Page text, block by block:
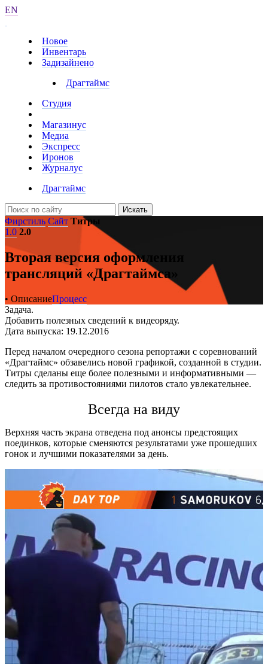
EN
Новое
Инвентарь
Задизайнено
Драгтаймс
Студия
Магазинус
Медиа
Экспресс
Иронов
Журналус
Драгтаймс
Искать
Фирстиль Сайт Титры
1.0 2.0
Вторая версия оформления
трансляций «Драгтаймса»
• ОписаниеПроцесс
Задача.
Добавить полезных сведений к видеоряду.
Дата выпуска: 19.12.2016
Перед началом очередного сезона репортажи с соревнований
«Драгтаймс» обзавелись новой графикой, созданной в студии.
Титры сделаны еще более полезными и информативными —
следить за противостояниями пилотов стало увлекательнее.
Всегда на виду
Верхняя часть экрана отведена под анонсы предстоящих
поединков, которые сменяются результатами уже прошедших
гонок и лучшими показателями за день.